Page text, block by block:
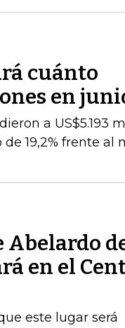
cuánto
en
a US$5.193
19,2% frente al
Abelardo
en el
este lugar será